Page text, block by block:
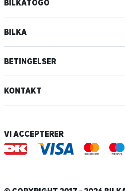
BILKATOGO
BILKA
BETINGELSER
KONTAKT
VI ACCEPTERER